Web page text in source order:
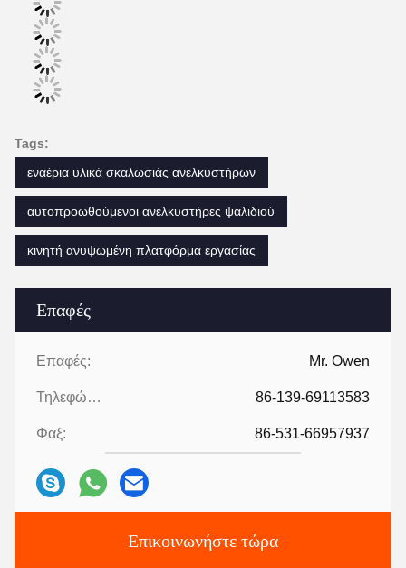
Επαφές
Επαφές: Mr. Owen
Τηλεφώνημα: 86-139-69113583
Φαξ: 86-531-66957937
Επικοινωνήστε τώρα
Tags:
εναέρια υλικά σκαλωσιάς ανελκυστήρων
αυτοπροωθούμενοι ανελκυστήρες ψαλιδιού
κινητή ανυψωμένη πλατφόρμα εργασίας